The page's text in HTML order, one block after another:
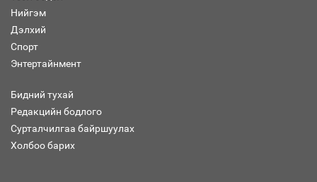
Нийгэм
Дэлхий
Спорт
Энтертайнмент
Бидний тухай
Редакцийн бодлого
Сурталчилгаа байршуулах
Холбоо барих